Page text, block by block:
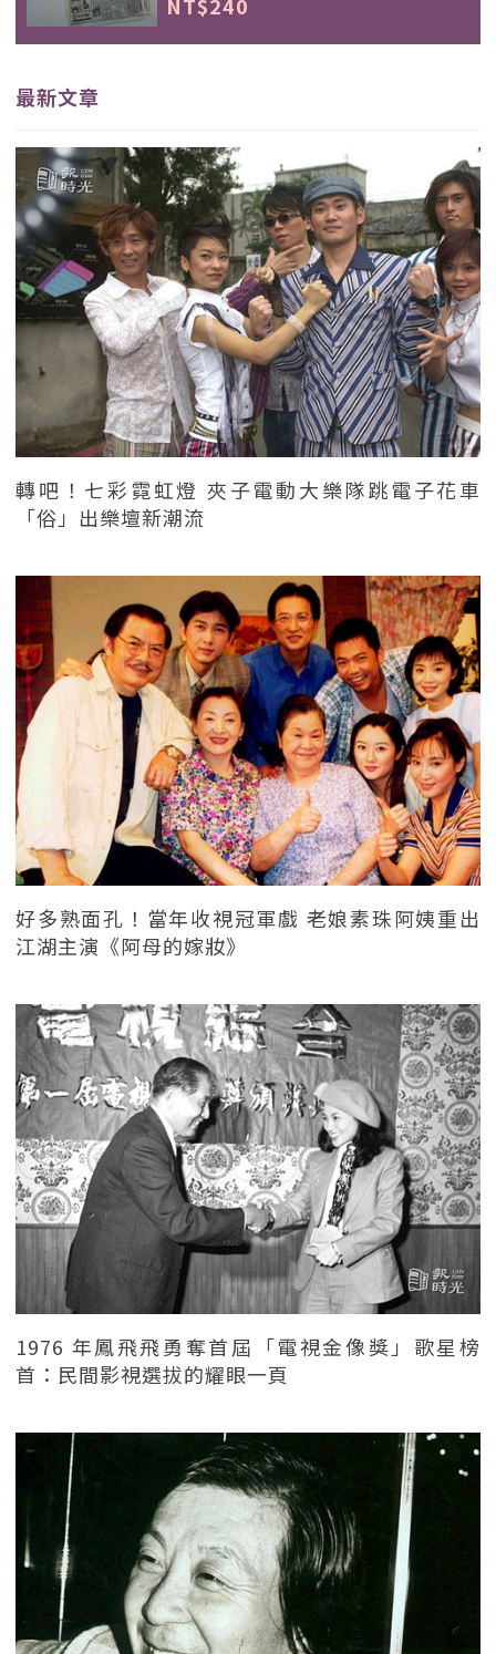
NT$240
最新文章
轉吧！七彩霓虹燈 夾子電動大樂隊跳電子花車
「俗」出樂壇新潮流
好多熟面孔！當年收視冠軍戲 老娘素珠阿姨重出
江湖主演《阿母的嫁妝》
1976 年鳳飛飛勇奪首屆「電視金像獎」歌星榜
首：民間影視選拔的耀眼一頁